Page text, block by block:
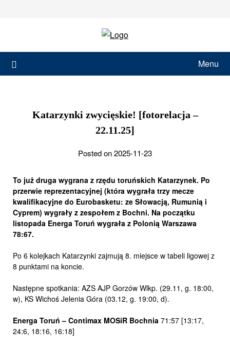
Menu
Katarzynki zwycięskie! [fotorelacja –
22.11.25]
Posted on 2025-11-23
To już druga wygrana z rzędu toruńskich Katarzynek. Po
przerwie reprezentacyjnej (która wygrała trzy mecze
kwalifikacyjne do Eurobasketu: ze Słowacją, Rumunią i
Cyprem) wygrały z zespołem z Bochni. Na początku
listopada Energa Toruń wygrała z Polonią Warszawa
78:67.
Po 6 kolejkach Katarzynki zajmują 8. miejsce w tabeli ligowej z
8 punktami na koncie.
Następne spotkania: AZS AJP Gorzów Wlkp. (29.11, g. 18:00,
w), KS Wichoś Jelenia Góra (03.12, g. 19:00, d).
Energa Toruń – Contimax MOSiR Bochnia 71:57 [13:17,
24:6, 18:16, 16:18]